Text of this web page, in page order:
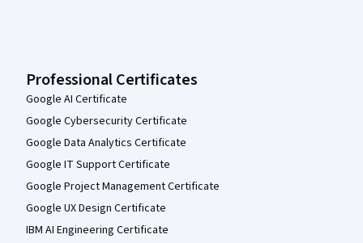
Professional Certificates
Google AI Certificate
Google Cybersecurity Certificate
Google Data Analytics Certificate
Google IT Support Certificate
Google Project Management Certificate
Google UX Design Certificate
IBM AI Engineering Certificate